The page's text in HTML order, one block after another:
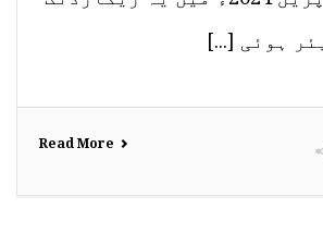
ہوئی [...]
Read More